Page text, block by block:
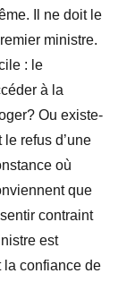
Il ne doit le
ministre.
: le
à la
Ou existe-
refus d’une
où
que
contraint
est
la confiance de